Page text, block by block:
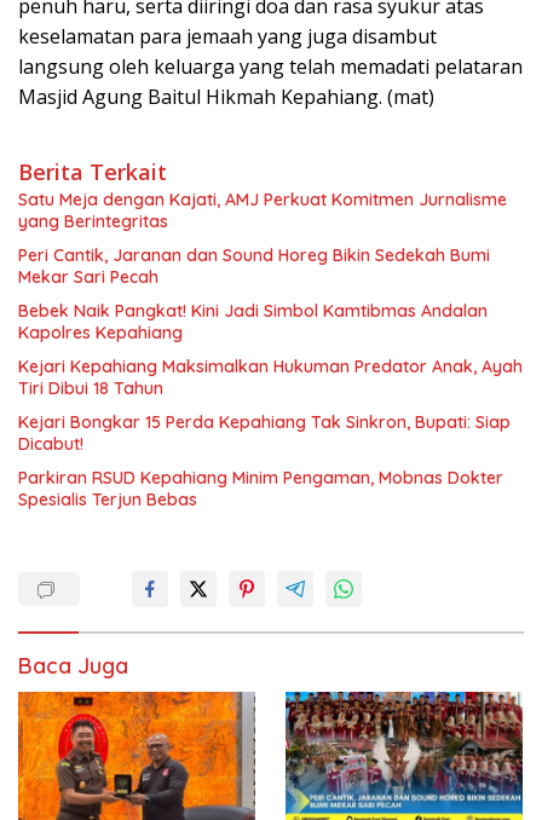
penuh haru, serta diiringi doa dan rasa syukur atas
keselamatan para jemaah yang juga disambut
langsung oleh keluarga yang telah memadati pelataran
Masjid Agung Baitul Hikmah Kepahiang. (mat)
Berita Terkait
Satu Meja dengan Kajati, AMJ Perkuat Komitmen Jurnalisme
yang Berintegritas
Peri Cantik, Jaranan dan Sound Horeg Bikin Sedekah Bumi
Mekar Sari Pecah
Bebek Naik Pangkat! Kini Jadi Simbol Kamtibmas Andalan
Kapolres Kepahiang
Kejari Kepahiang Maksimalkan Hukuman Predator Anak, Ayah
Tiri Dibui 18 Tahun
Kejari Bongkar 15 Perda Kepahiang Tak Sinkron, Bupati: Siap
Dicabut!
Parkiran RSUD Kepahiang Minim Pengaman, Mobnas Dokter
Spesialis Terjun Bebas
Baca Juga